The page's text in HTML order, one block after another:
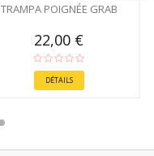
TRAMPA POIGNÉE GRAB
22,00 €
DÉTAILS